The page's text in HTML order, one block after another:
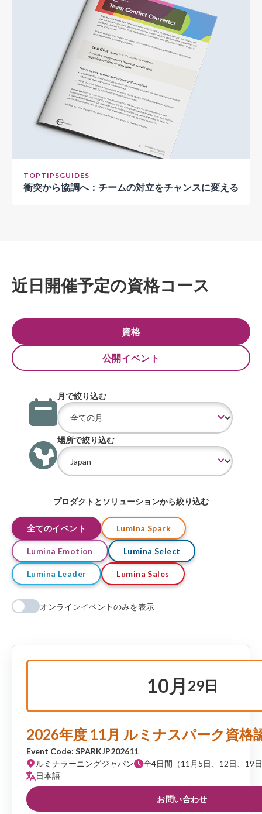
TOPTIPSGUIDES
衝突から協調へ：チームの対立をチャンスに変える
近日開催予定の資格コース
資格
公開イベント
月で絞り込む
場所で絞り込む
プロダクトとソリューションから絞り込む
全てのイベント Lumina Spark
Lumina Emotion Lumina Select
Lumina Leader Lumina Sales
オンラインイベントのみを表示
10月 29日
2026年度 11月 ルミナスパーク資格
Event Code: SPARKJP202611
ルミナラーニングジャパン
全4日間（11月5日、12日、19
日本語
お問い合わせ